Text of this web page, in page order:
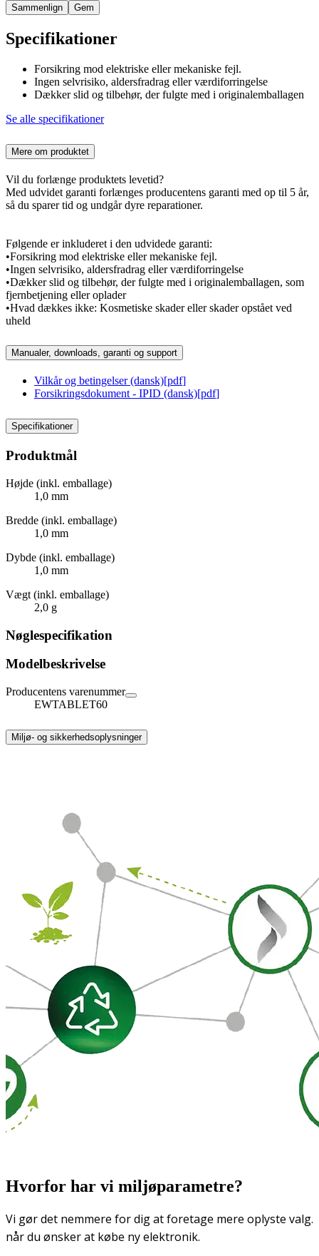
Sammenlign Gem
Specifikationer
Forsikring mod elektriske eller mekaniske fejl.
Ingen selvrisiko, aldersfradrag eller værdiforringelse
Dækker slid og tilbehør, der fulgte med i originalemballagen
Se alle specifikationer
Mere om produktet
Vil du forlænge produktets levetid?
Med udvidet garanti forlænges producentens garanti med op til 5 år,
så du sparer tid og undgår dyre reparationer.
Følgende er inkluderet i den udvidede garanti:
•Forsikring mod elektriske eller mekaniske fejl.
•Ingen selvrisiko, aldersfradrag eller værdiforringelse
•Dækker slid og tilbehør, der fulgte med i originalemballagen, som
fjernbetjening eller oplader
•Hvad dækkes ikke: Kosmetiske skader eller skader opstået ved
uheld
Manualer, downloads, garanti og support
Vilkår og betingelser (dansk)[pdf]
Forsikringsdokument - IPID (dansk)[pdf]
Specifikationer
Produktmål
Højde (inkl. emballage)
1,0 mm
Bredde (inkl. emballage)
1,0 mm
Dybde (inkl. emballage)
1,0 mm
Vægt (inkl. emballage)
2,0 g
Nøglespecifikation
Modelbeskrivelse
Producentens varenummer
EWTABLET60
Miljø- og sikkerhedsoplysninger
Hvorfor har vi miljøparametre?
Vi gør det nemmere for dig at foretage mere oplyste valg.
når du ønsker at købe ny elektronik.